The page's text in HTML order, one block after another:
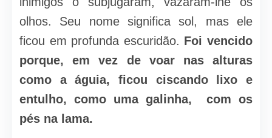
olhos. Seu nome significa sol, mas ele
ficou em profunda escuridão. Foi vencido
porque, em vez de voar nas alturas
como a águia, ficou ciscando lixo e
entulho, como uma galinha, com os
pés na lama.